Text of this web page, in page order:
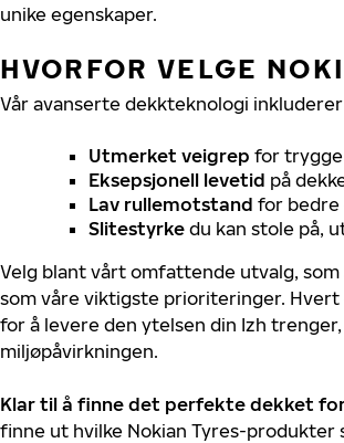
unike egenskaper.
HVORFOR VELGE
Vår avanserte dekkteknologi
Utmerket veigrep for
Eksepsjonell levetid på
Lav rullemotstand for
Slitestyrke du kan stole på,
Velg blant vårt omfattende utvalg,
som våre viktigste prioriteringer.
for å levere den ytelsen din Izh
miljøpåvirkningen.
Klar til å finne det perfekte dekket
finne ut hvilke Nokian Tyres-produkter